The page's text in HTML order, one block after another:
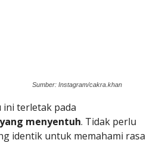
Sumber: Instagram/cakra.khan
ini terletak pada
menyentuh. Tidak perlu
identik untuk memahami rasa